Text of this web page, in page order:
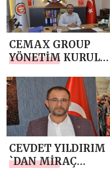
CEMAX GROUP
YÖNETİM KURULU
YILDIRIM `DAN
RAMAZAN AYI
MESAJI
CEVDET YILDIRIM
`DAN MİRAÇ